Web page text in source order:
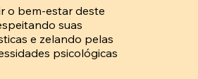
o bem-estar deste
suas
e zelando pelas
psicológicas